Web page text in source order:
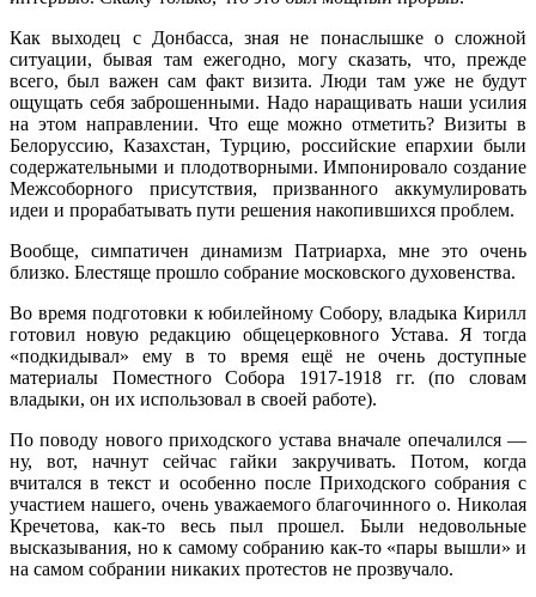
Как выходец с Донбасса, зная не понаслышке о сложной
ситуации, бывая там ежегодно, могу сказать, что, прежде
всего, был важен сам факт визита. Люди там уже не будут
ощущать себя заброшенными. Надо наращивать наши усилия
на этом направлении. Что еще можно отметить? Визиты в
Белоруссию, Казахстан, Турцию, российские епархии были
содержательными и плодотворными. Импонировало создание
Межсоборного присутствия, призванного аккумулировать
идеи и прорабатывать пути решения накопившихся проблем.
Вообще, симпатичен динамизм Патриарха, мне это очень
близко. Блестяще прошло собрание московского духовенства.
Во время подготовки к юбилейному Собору, владыка Кирилл
готовил новую редакцию общецерковного Устава. Я тогда
«подкидывал» ему в то время ещё не очень доступные
материалы Поместного Собора 1917-1918 гг. (по словам
владыки, он их использовал в своей работе).
По поводу нового приходского устава вначале опечалился —
ну, вот, начнут сейчас гайки закручивать. Потом, когда
вчитался в текст и особенно после Приходского собрания с
участием нашего, очень уважаемого благочинного о. Николая
Кречетова, как-то весь пыл прошел. Были недовольные
высказывания, но к самому собранию как-то «пары вышли» и
на самом собрании никаких протестов не прозвучало.